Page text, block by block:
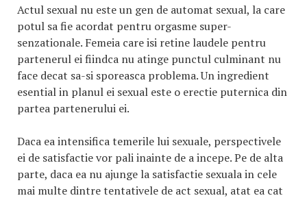
Actul sexual nu este un gen de automat sexual, la care
potul sa fie acordat pentru orgasme super-
senzationale. Femeia care isi retine laudele pentru
partenerul ei fiindca nu atinge punctul culminant nu
face decat sa-si sporeasca problema. Un ingredient
esential in planul ei sexual este o erectie puternica din
partea partenerului ei.
Daca ea intensifica temerile lui sexuale, perspectivele
ei de satisfactie vor pali inainte de a incepe. Pe de alta
parte, daca ea nu ajunge la satisfactie sexuala in cele
mai multe dintre tentativele de act sexual, atat ea cat